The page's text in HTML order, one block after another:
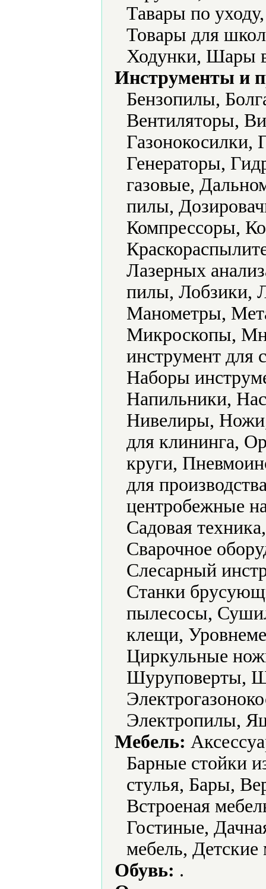
Тавары по
Товары для
Ходунки, Шары
Инструменты и
Бензопилы,
Вентиляторы,
Газонокосилки,
Генераторы,
газовые,
пилы,
Компрессоры,
Лазерных
пилы, Лобзики,
Манометры,
Микроскопы,
инструмент
Наборы
Напильники,
Нивелиры,
для клининга,
круги,
для
центробежные
Садовая
Сварочное
Слесарный
Станки
пылесосы,
клещи,
Циркульные
Шуруповерты,
Электропилы,
Мебель:
Барные стойки
стулья, Бары,
Встроеная
Гостиные,
мебель, Детские
Обувь: .